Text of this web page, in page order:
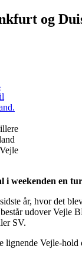
og
weekenden en
år, hvor det
udover Vejle
SV.
lignende Vejle-